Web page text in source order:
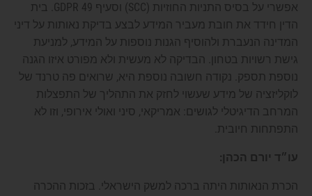
אפשרי על בסיס התניות החוזיות (SCC) וסעיף 49 GDPR. בית
הדין חידד את חובת מעביר המידע לבצע בדיקת נאותות על דיני
המדינה הנעברת ולהוסיף הגנות נוספות על המידע, למניעת
גישת רשויות בטחון. הבדיקה לא מעשית ולא מפורט איזו הגנה
נוספת תספק. נקודה חשובה נוספת היא, שרואים פה טרנד של
לוקליזציה של מידע שעשוי לחזק את התהליך של התפצלות
המרחב הדיגיטלי לגושים: אמריקאי, סיני ואולי אירופי, וזו לא
התפתחות חיובית.
עו״ד יורם הכהן:
הכרת הנאותות היתה ברכה למשק הישראלי. בזכות ההכרה